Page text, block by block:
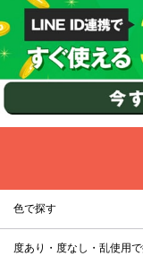
色で探す
度あり・度なし・乱使用